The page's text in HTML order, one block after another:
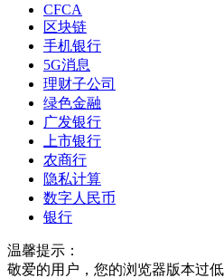
CFCA
区块链
手机银行
5G消息
理财子公司
绿色金融
广发银行
上市银行
农商行
隐私计算
数字人民币
银行
温馨提示：
敬爱的用户，您的浏览器版本过